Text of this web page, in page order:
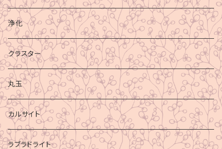
浄化
クラスター
丸玉
カルサイト
ラブラドライト